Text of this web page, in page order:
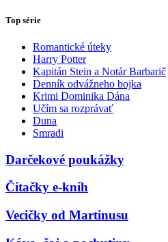
Top série
Romantické úteky
Harry Potter
Kapitán Stein a Notár Barbarič
Denník odvážneho bojka
Krimi Dominika Dána
Učím sa rozprávať
Duna
Smradi
Darčekové poukážky
Čítačky e-kníh
Vecičky od Martinusu